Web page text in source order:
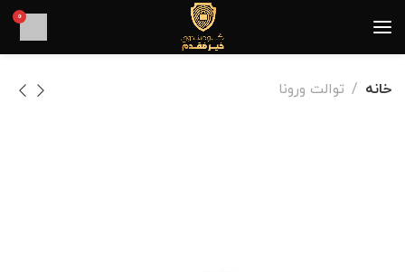
0
خانه توالت ورونا